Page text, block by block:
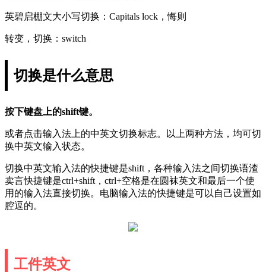
英碧启棚文大小写切换：Capitals lock，悔则
转变，切换：switch
切换是什么意思
按下键盘上的shift键。
或者点击输入法上的中英文切换标志。以上两种方法，均可切
换中英文输入状态。
切换中英文输入法的快捷键是shift，各种输入法之间切换语渣
卖言快捷键是ctrl+shift，ctrl+空格是在圆袜英文和最后一个使
用的输入法直接切换。电脑输入法的快捷键是可以自己设置如
腔逗的。
工件英文